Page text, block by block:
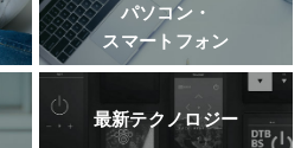
パソコン・
スマートフォン
最新テクノロジー